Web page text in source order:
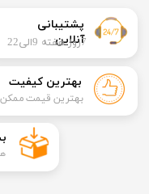
​​پشتیبانی
آنلاین7روز هفته 9الی22
بهترین کیفیت
بهترین قیمت ممکن